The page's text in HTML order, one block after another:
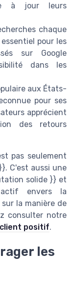
à jour leurs
chaque
pour les
sur Google
dans les
aux États-
pour ses
apprécient
des retours
pas seulement
C'est aussi une
solide }} et
envers la
la manière de
consulter notre
positif.
les